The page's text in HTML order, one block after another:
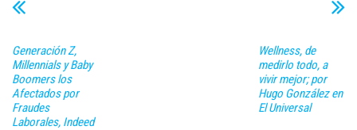
Generación Z,
Millennials y Baby
Boomers los
Afectados por
Fraudes
Laborales, Indeed
Wellness, de
medirlo todo, a
vivir mejor; por
Hugo González en
El Universal